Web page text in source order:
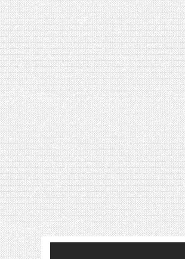
AUTRES
[VIDÉO] UNBOXING : LES MY LITTLE &
BIOTYFULL BOX DES MOIS DE
MARS 2024 FEAT. AKILA
[VIDÉO] LA SÉLECTION DU MOIS
#JANVIER2024
[VIDÉO] HELLOFRESH #34 : IDÉES
RECETTES RISOTTO